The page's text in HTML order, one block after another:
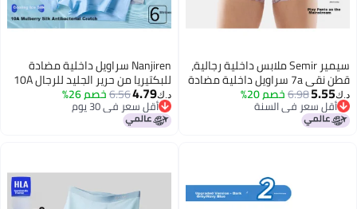
سيمير Semir ملابس داخلية رجالية،
قطن نقي 7a سراويل داخلية مضادة
للبكتيريا تسمح بمرور الهواء،
سراويل قصيرة كرتونية وردية، هدية
عيد الحب للصديق، Xxl
د.ك‏5.55
6.98خصم 20%
أقل سعر في السنة
أقل سعر في السنة
Nanjiren سراويل داخلية مضادة
للبكتيريا من حرير الجليد للرجال 10A
سراويل داخلية قصيرة سراويل
داخلية بوكسر للرجال سراويل بزاوية
مسطحة جديدة 6 قطع L
د.ك‏4.79
6.56خصم 26%
أقل سعر في 30 يوم
أقل سعر في 30 يوم